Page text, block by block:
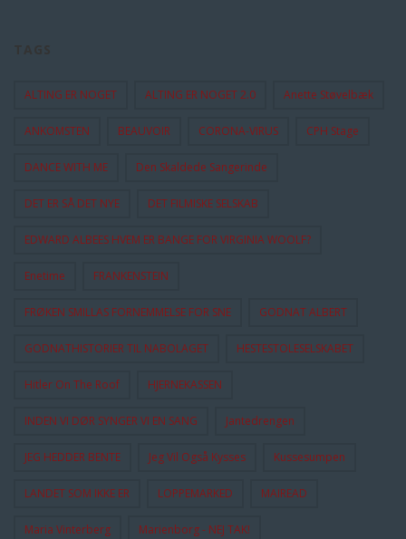
ALTING ER NOGET ALTING ER NOGET 2.0 Anette Støvelbæk
ANKOMSTEN BEAUVOIR CORONA-VIRUS CPH Stage
DANCE WITH ME Den Skaldede Sangerinde
DET ER SÅ DET NYE DET FILMISKE SELSKAB
EDWARD ALBEES HVEM ER BANGE FOR VIRGINIA WOOLF?
Enetime FRANKENSTEIN
FRØKEN SMILLAS FORNEMMELSE FOR SNE GODNAT ALBERT
GODNATHISTORIER TIL NABOLAGET HESTESTOLESELSKABET
Hitler On The Roof HJERNEKASSEN
INDEN VI DØR SYNGER VI EN SANG Jantedrengen
JEG HEDDER BENTE Jeg Vil Også Kysses Kussesumpen
LANDET SOM IKKE ER LOPPEMARKED MAIREAD
Maria Vinterberg Marienborg - NEJ TAK!